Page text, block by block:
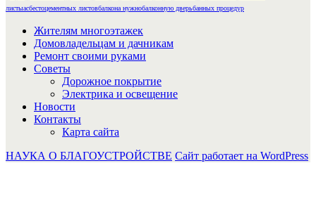
листыасбестоцементных листовбалкона нужнобалконную дверьбанных процедур
Жителям многоэтажек
Домовладельцам и дачникам
Ремонт своими руками
Советы
Дорожное покрытие
Электрика и освещение
Новости
Контакты
Карта сайта
НАУКА О БЛАГОУСТРОЙСТВЕ Сайт работает на WordPress